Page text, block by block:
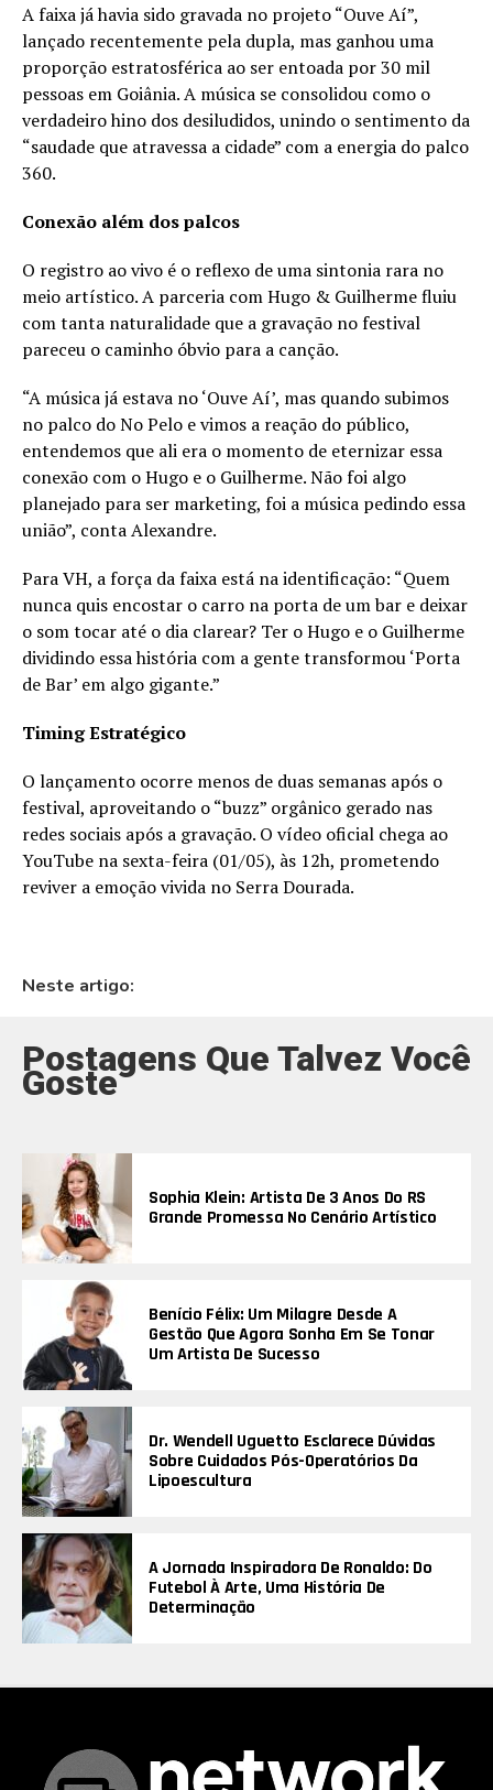
A faixa já havia sido gravada no projeto “Ouve Aí”,
lançado recentemente pela dupla, mas ganhou uma
proporção estratosférica ao ser entoada por 30 mil
pessoas em Goiânia. A música se consolidou como o
verdadeiro hino dos desiludidos, unindo o sentimento da
“saudade que atravessa a cidade” com a energia do palco
360.
Conexão além dos palcos
O registro ao vivo é o reflexo de uma sintonia rara no
meio artístico. A parceria com Hugo & Guilherme fluiu
com tanta naturalidade que a gravação no festival
pareceu o caminho óbvio para a canção.
“A música já estava no ‘Ouve Aí’, mas quando subimos
no palco do No Pelo e vimos a reação do público,
entendemos que ali era o momento de eternizar essa
conexão com o Hugo e o Guilherme. Não foi algo
planejado para ser marketing, foi a música pedindo essa
união”, conta Alexandre.
Para VH, a força da faixa está na identificação: “Quem
nunca quis encostar o carro na porta de um bar e deixar
o som tocar até o dia clarear? Ter o Hugo e o Guilherme
dividindo essa história com a gente transformou ‘Porta
de Bar’ em algo gigante.”
Timing Estratégico
O lançamento ocorre menos de duas semanas após o
festival, aproveitando o “buzz” orgânico gerado nas
redes sociais após a gravação. O vídeo oficial chega ao
YouTube na sexta-feira (01/05), às 12h, prometendo
reviver a emoção vivida no Serra Dourada.
Neste artigo:
Postagens Que Talvez Você
Goste
Sophia Klein: Artista De 3 Anos Do RS
Grande Promessa No Cenário Artístico
Benício Félix: Um Milagre Desde A
Gestão Que Agora Sonha Em Se Tonar
Um Artista De Sucesso
Dr. Wendell Uguetto Esclarece Dúvidas
Sobre Cuidados Pós-Operatórios Da
Lipoescultura
A Jornada Inspiradora De Ronaldo: Do
Futebol À Arte, Uma História De
Determinação